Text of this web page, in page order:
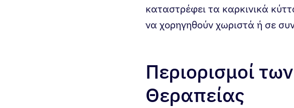
καταστρέφει τα καρκινικά
να χορηγηθούν χωριστά ή σε
Περιορισμοί
Θεραπείας